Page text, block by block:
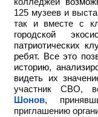
125 музеев и
так и вместе с
городской
патриотических
ребят. Все это
историю,
видеть их
участник СВО,
Шонов,
приглашению